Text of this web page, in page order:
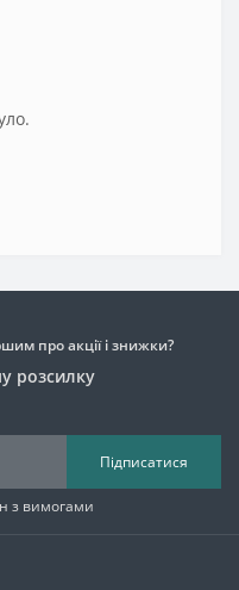
про акції і знижки?
розсилку
Підписатися
з вимогами